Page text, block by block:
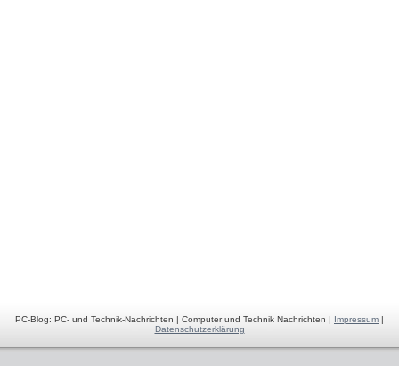
PC-Blog: PC- und Technik-Nachrichten | Computer und Technik Nachrichten | Impressum |
Datenschutzerklärung